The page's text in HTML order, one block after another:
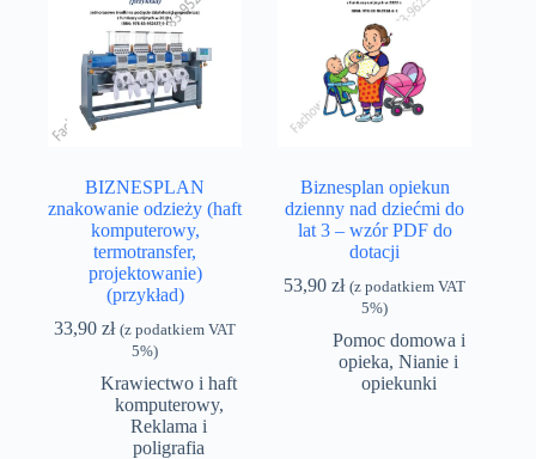
BIZNESPLAN
znakowanie odzieży (haft
komputerowy,
termotransfer,
projektowanie)
(przykład)
33,90zł (z podatkiem VAT
5%)
Krawiectwo i haft
komputerowy,
Reklama i
poligrafia
Biznesplan opiekun
dzienny nad dziećmi do
lat 3 – wzór PDF do
dotacji
53,90zł (z podatkiem VAT
5%)
Pomoc domowa i
opieka,Nianie i
opiekunki